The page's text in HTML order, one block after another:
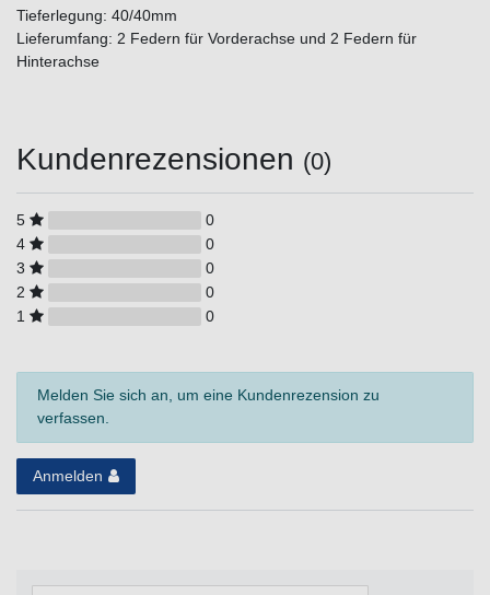
Tieferlegung: 40/40mm
Lieferumfang: 2 Federn für Vorderachse und 2 Federn für
Hinterachse
Kundenrezensionen (0)
5
0
4
0
3
0
2
0
1
0
Melden Sie sich an, um eine Kundenrezension zu
verfassen.
Anmelden